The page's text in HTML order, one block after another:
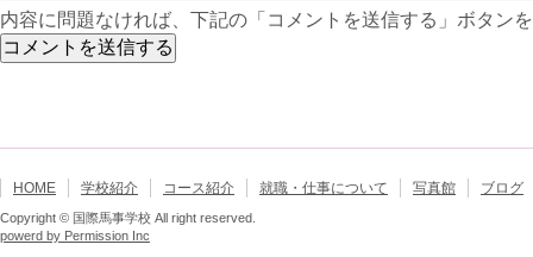
内容に問題なければ、下記の「コメントを送信する」ボタン
HOME 学校紹介 コース紹介 就職・仕事について 写真館 ブログ
Copyright © 国際馬事学校 All right reserved.
powerd by Permission Inc